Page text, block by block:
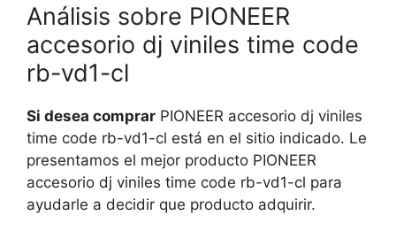
Análisis sobre PIONEER
accesorio dj viniles time code
rb-vd1-cl
Si desea comprar PIONEER accesorio dj viniles
time code rb-vd1-cl está en el sitio indicado. Le
presentamos el mejor producto PIONEER
accesorio dj viniles time code rb-vd1-cl para
ayudarle a decidir que producto adquirir.